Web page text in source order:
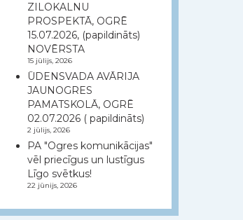
ZILOKALNU
PROSPEKTĀ, OGRĒ
15.07.2026, (papildināts)
NOVĒRSTA
15 jūlijs, 2026
ŪDENSVADA AVĀRIJA
JAUNOGRES
PAMATSKOLĀ, OGRĒ
02.07.2026 ( papildināts)
2 jūlijs, 2026
PA "Ogres komunikācijas"
vēl priecīgus un lustīgus
Līgo svētkus!
22 jūnijs, 2026